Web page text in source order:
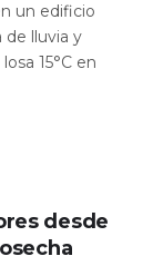
un edificio
de lluvia y
15°C en
desde